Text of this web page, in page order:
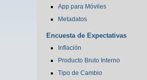
App para Móviles
Metadatos
Encuesta de Expectativas
Inflación
Producto Bruto Interno
Tipo de Cambio